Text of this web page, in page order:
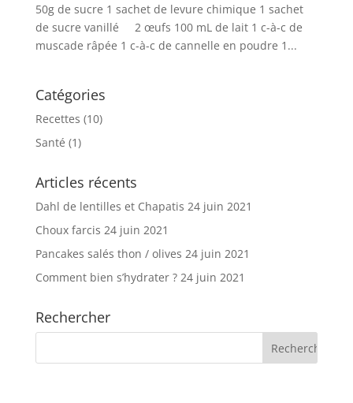
50g de sucre 1 sachet de levure chimique 1 sachet
de sucre vanillé 2 œufs 100 mL de lait 1 c-à-c de
muscade râpée 1 c-à-c de cannelle en poudre 1...
Catégories
Recettes (10)
Santé (1)
Articles récents
Dahl de lentilles et Chapatis 24 juin 2021
Choux farcis 24 juin 2021
Pancakes salés thon / olives 24 juin 2021
Comment bien s’hydrater ? 24 juin 2021
Rechercher